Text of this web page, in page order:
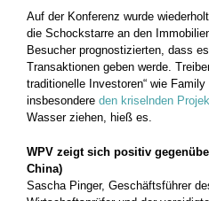
Auf der Konferenz wurde
die Schockstarre an den
Besucher prognostizierten, dass
Transaktionen geben werde.
traditionelle Investoren“ wie
insbesondere den kriselnden
Wasser ziehen, hieß es.
WPV zeigt sich positiv
China)
Sascha Pinger, Geschäftsführer